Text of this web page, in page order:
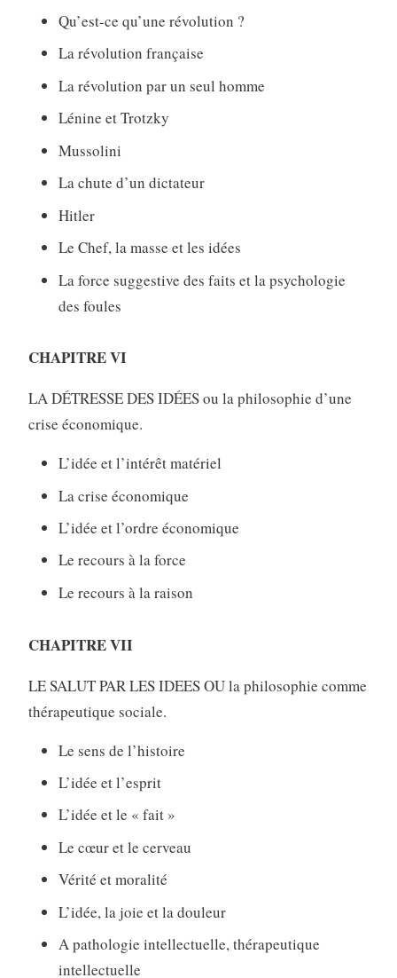
Qu’est-ce qu’une révolution ?
La révolution française
La révolution par un seul homme
Lénine et Trotzky
Mussolini
La chute d’un dictateur
Hitler
Le Chef, la masse et les idées
La force suggestive des faits et la psychologie
des foules
CHAPITRE VI
LA DÉTRESSE DES IDÉES ou la philosophie d’une
crise économique.
L’idée et l’intérêt matériel
La crise économique
L’idée et l’ordre économique
Le recours à la force
Le recours à la raison
CHAPITRE VII
LE SALUT PAR LES IDEES OU la philosophie comme
thérapeutique sociale.
Le sens de l’histoire
L’idée et l’esprit
L’idée et le « fait »
Le cœur et le cerveau
Vérité et moralité
L’idée, la joie et la douleur
A pathologie intellectuelle, thérapeutique
intellectuelle